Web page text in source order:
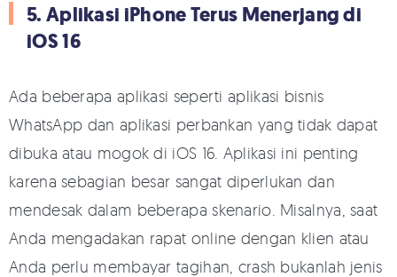
5. Aplikasi iPhone Terus Menerjang di
iOS 16
Ada beberapa aplikasi seperti aplikasi bisnis
WhatsApp dan aplikasi perbankan yang tidak dapat
dibuka atau mogok di iOS 16. Aplikasi ini penting
karena sebagian besar sangat diperlukan dan
mendesak dalam beberapa skenario. Misalnya, saat
Anda mengadakan rapat online dengan klien atau
Anda perlu membayar tagihan, crash bukanlah jenis